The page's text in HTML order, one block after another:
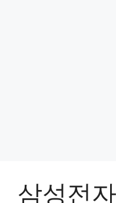
삼성전